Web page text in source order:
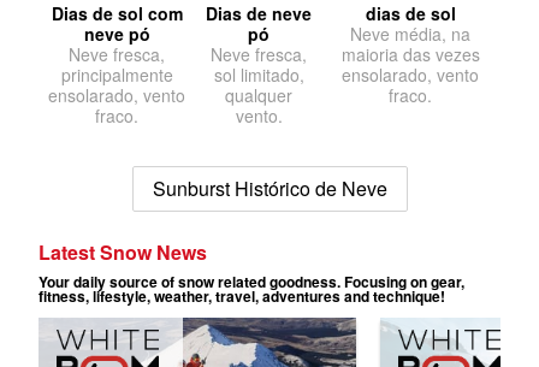
Dias de sol com
neve pó
Neve fresca,
principalmente
ensolarado, vento
fraco.
Dias de neve
pó
Neve fresca,
sol limitado,
qualquer
vento.
dias de sol
Neve média, na
maioria das vezes
ensolarado, vento
fraco.
Sunburst Histórico de Neve